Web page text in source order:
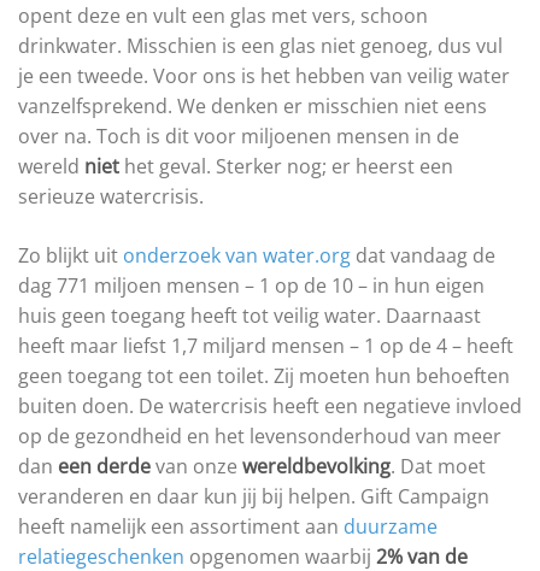
opent deze en vult een glas met vers, schoon
drinkwater. Misschien is een glas niet genoeg, dus vul
je een tweede. Voor ons is het hebben van veilig water
vanzelfsprekend. We denken er misschien niet eens
over na. Toch is dit voor miljoenen mensen in de
wereld niet het geval. Sterker nog; er heerst een
serieuze watercrisis.
Zo blijkt uit onderzoek van water.org dat vandaag de
dag 771 miljoen mensen – 1 op de 10 – in hun eigen
huis geen toegang heeft tot veilig water. Daarnaast
heeft maar liefst 1,7 miljard mensen – 1 op de 4 – heeft
geen toegang tot een toilet. Zij moeten hun behoeften
buiten doen. De watercrisis heeft een negatieve invloed
op de gezondheid en het levensonderhoud van meer
dan een derdevan onze wereldbevolking. Dat moet
veranderen en daar kun jij bij helpen. Gift Campaign
heeft namelijk een assortiment aan duurzame
relatiegeschenken opgenomen waarbij 2% van de